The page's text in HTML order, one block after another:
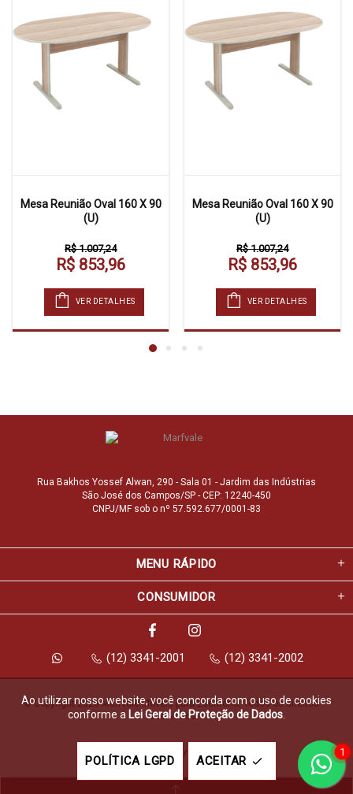
Mesa Reunião Oval 160 X 90
(U)
R$ 1.007,24
R$ 853,96
VER DETALHES
Mesa Reunião Oval 160 X 90
(U)
R$ 1.007,24
R$ 853,96
VER DETALHES
Rua Bakhos Yossef Alwan, 290 - Sala 01 - Jardim das Indústrias
São José dos Campos/SP - CEP: 12240-450
CNPJ/MF sob o nº 57.592.677/0001-83
MENU RÁPIDO
CONSUMIDOR
(12) 3341-2001 (12) 3341-2002
© Copyright 2026 Marfvale Móveis para Escritório. Todos os direitos
reservados.
Feito com pela
Ao utilizar nosso website, você concorda com o uso de cookies
conforme a Lei Geral de Proteção de Dados
POLÍTICA LGPD ACEITAR
1